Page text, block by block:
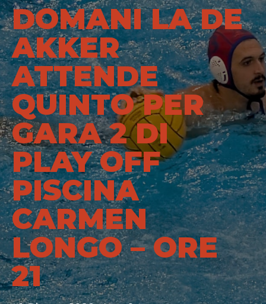
DOMANI LA DE
AKKER
ATTENDE
QUINTO PER
GARA 2 DI
PLAY OFF
PISCINA
CARMEN
LONGO – ORE
21